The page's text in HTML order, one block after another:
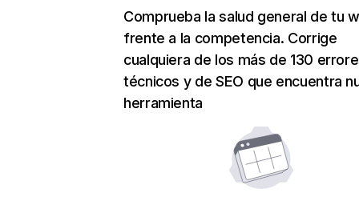
Comprueba la salud general de tu
frente a la competencia. Corrige
cualquiera de los más de 130
técnicos y de SEO que encuentra
herramienta